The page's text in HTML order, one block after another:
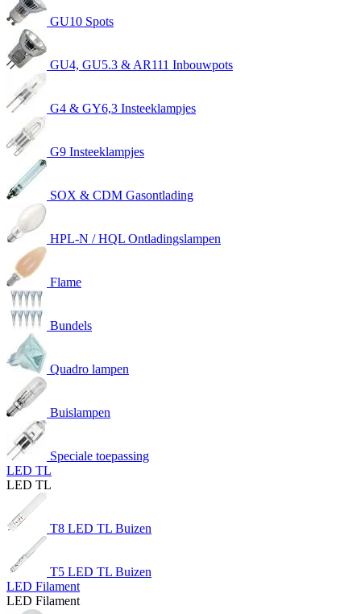
GU10 Spots
GU4, GU5.3 & AR111 Inbouwpots
G4 & GY6,3 Insteeklampjes
G9 Insteeklampjes
SOX & CDM Gasontlading
HPL-N / HQL Ontladingslampen
Flame
Bundels
Quadro lampen
Buislampen
Speciale toepassing
LED TL
LED TL
T8 LED TL Buizen
T5 LED TL Buizen
LED Filament
LED Filament